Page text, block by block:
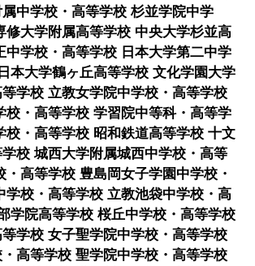
中学校・高等学校 杉並学院中学
修大学附属高等学校 中央大学杉並高
中学校・高等学校 日本大学第二中学
本大学鶴ヶ丘高等学校 文化学園大学
学校 立教女学院中学校・高等学校
校・高等学校 学習院中等科・高等学
校・高等学校 昭和鉄道高等学校 十文
校 城西大学附属城西中学校・高等
・高等学校 豊島岡女子学園中学校・
学校・高等学校 立教池袋中学校・高
学院高等学校 桜丘中学校・高等学校
学校 女子聖学院中学校・高等学校
高等学校 聖学院中学校・高等学校